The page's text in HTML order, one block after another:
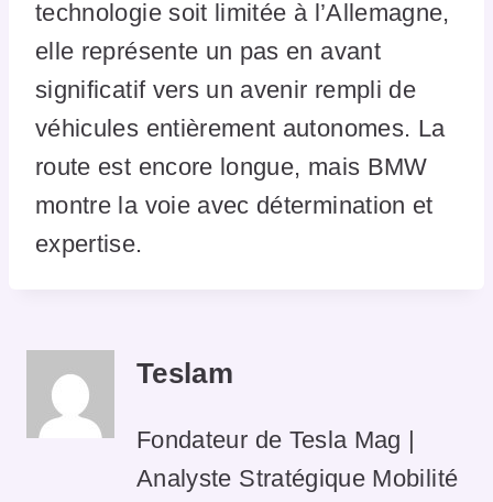
technologie soit limitée à l’Allemagne,
elle représente un pas en avant
significatif vers un avenir rempli de
véhicules entièrement autonomes. La
route est encore longue, mais BMW
montre la voie avec détermination et
expertise.
Teslam
Fondateur de Tesla Mag |
Analyste Stratégique Mobilité